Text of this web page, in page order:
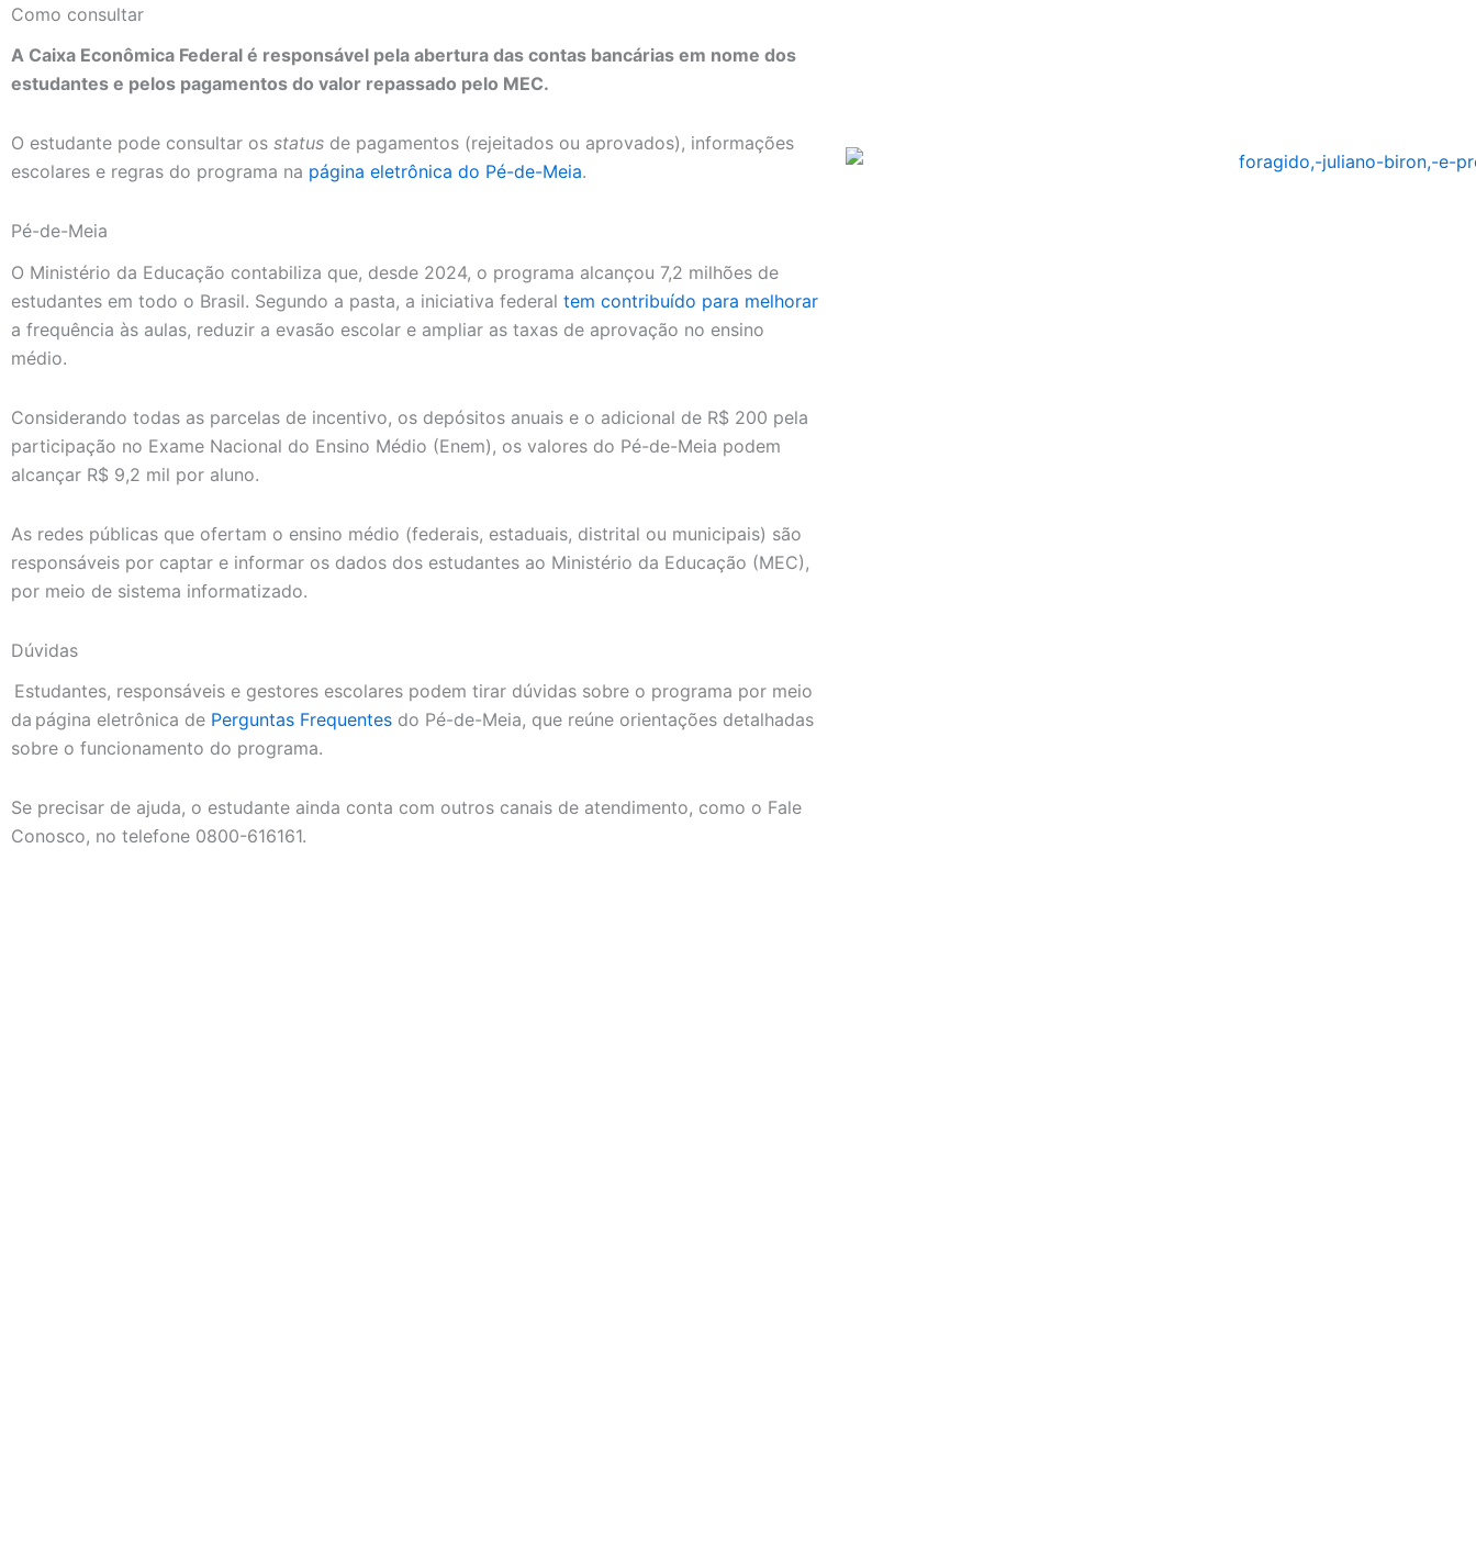
Como consultar
A Caixa Econômica Federal é responsável pela abertura das contas bancárias em nome dos
estudantes e pelos pagamentos do valor repassado pelo MEC.
O estudante pode consultar os status de pagamentos (rejeitados ou aprovados), informações
escolares e regras do programa na página eletrônica do Pé-de-Meia.
Pé-de-Meia
O Ministério da Educação contabiliza que, desde 2024, o programa alcançou 7,2 milhões de
estudantes em todo o Brasil. Segundo a pasta, a iniciativa federal tem contribuído para melhorar
a frequência às aulas, reduzir a evasão escolar e ampliar as taxas de aprovação no ensino
médio.
Considerando todas as parcelas de incentivo, os depósitos anuais e o adicional de R$ 200 pela
participação no Exame Nacional do Ensino Médio (Enem), os valores do Pé-de-Meia podem
alcançar R$ 9,2 mil por aluno.
As redes públicas que ofertam o ensino médio (federais, estaduais, distrital ou municipais) são
responsáveis por captar e informar os dados dos estudantes ao Ministério da Educação (MEC),
por meio de sistema informatizado.
Dúvidas
Estudantes, responsáveis e gestores escolares podem tirar dúvidas sobre o programa por meio
da página eletrônica de Perguntas Frequentes do Pé-de-Meia, que reúne orientações detalhadas
sobre o funcionamento do programa.
Se precisar de ajuda, o estudante ainda conta com outros canais de atendimento, como o Fale
Conosco, no telefone 0800-616161.